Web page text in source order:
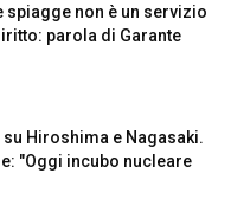
spiagge non è un servizio
parola di Garante
Hiroshima e Nagasaki.
"Oggi incubo nucleare